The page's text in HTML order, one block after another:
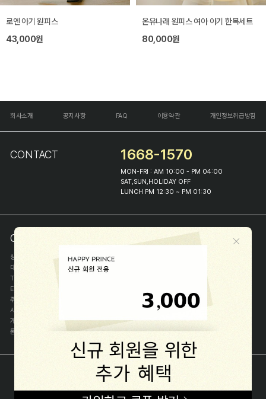
로엔 아기 원피스
43,000원
온유나래 원피스 여아 아기 한복세트
80,000원
회사소개 공지사항 FAQ 이용약관 개인정보취급방침
CONTACT 1668-1570
MON-FRI : AM 10:00 - PM 04:00
SAT,SUN,HOLIDAY OFF
LUNCH PM 12:30 ~ PM 01:30
COMPANY INFO
상호
(주)해피프린스
대표
이화진
TEL
E-MAIL
주소
사업자등록번호
개인정보관리자
이화진
통신판매신고번호
제 2018-서울종로-1384 호[사업자정보확인]
COPYRIGHT(C) (주)해피프린스 ALL RIGHT RESERVED.